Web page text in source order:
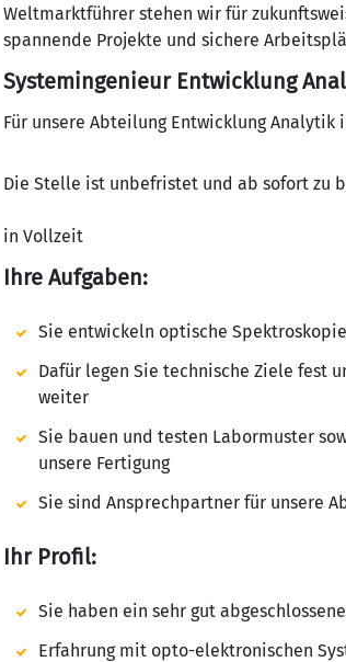
Weltmarktführer stehen wir für
spannende Projekte und sichere
Systemingenieur Entwicklung
Für unsere Abteilung Entwicklung Analytik
Die Stelle ist unbefristet und ab sofort zu
in Vollzeit
Ihre Aufgaben:
Sie entwickeln optische
Dafür legen Sie technische Ziele fest
weiter
Sie bauen und testen Labormuster
unsere Fertigung
Sie sind Ansprechpartner für unsere
Ihr Profil:
Sie haben ein sehr gut
Erfahrung mit opto-elektronischen